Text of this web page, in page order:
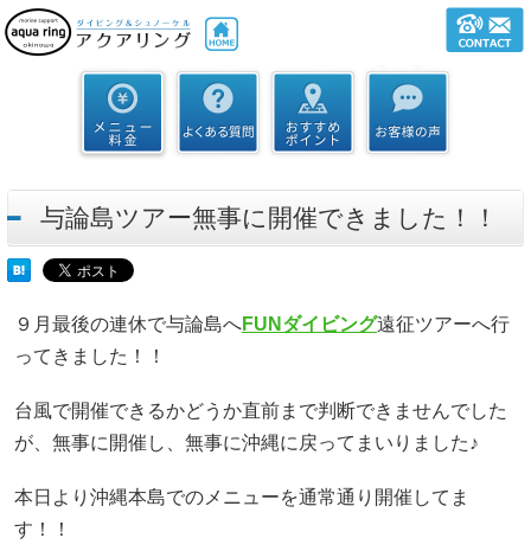
与論島ツアー無事に開催できました！！
９月最後の連休で与論島へFUNダイビング遠征ツアーへ行
ってきました！！
台風で開催できるかどうか直前まで判断できませんでした
が、無事に開催し、無事に沖縄に戻ってまいりました♪
本日より沖縄本島でのメニューを通常通り開催してま
す！！